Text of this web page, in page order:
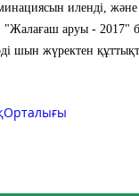
иленді,
аруы - 2017"
шын жүректен